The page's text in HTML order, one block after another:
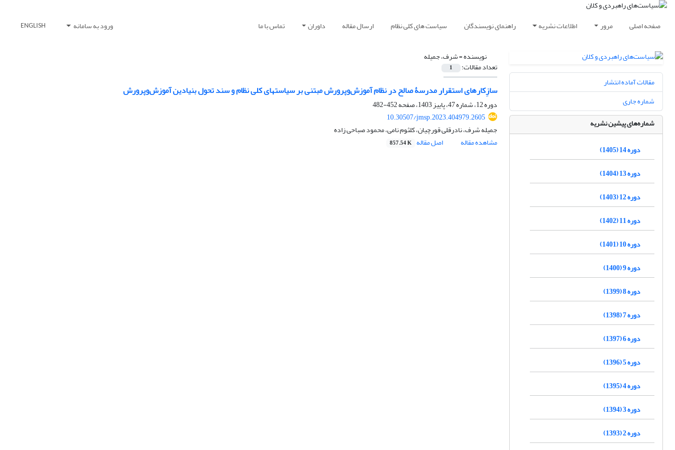
صفحه اصلی مرور اطلاعات نشریه راهنمای نویسندگان سیاست های کلی نظام ارسال مقاله داوران تماس با ما ورود به سامانه ENGLISH
نویسنده =شرف، جمیله
تعداد مقالات: 1
سازِکارهای استقرار مدرسۀ صالح در نظام آموزش‌وپرورش مبتنی بر سیاست‏های کلی نظام و سند تحول بنیادین آموزش‌وپرورش
دوره 12، شماره 47، پاییز 1403، صفحه
452-482
10.30507/jmsp.2023.404979.2605
جمیله شرف، نادرقلی قورچیان، کلثوم نامی، محمود صباحی زاده
مشاهده مقاله
اصل مقاله 857.54 K
مقالات آماده انتشار
شماره جاری
شماره‌های پیشین نشریه
دوره 14 (1405)
دوره 13 (1404)
دوره 12 (1403)
دوره 11 (1402)
دوره 10 (1401)
دوره 9 (1400)
دوره 8 (1399)
دوره 7 (1398)
دوره 6 (1397)
دوره 5 (1396)
دوره 4 (1395)
دوره 3 (1394)
دوره 2 (1393)